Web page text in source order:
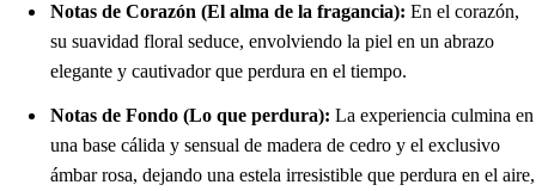
Notas de Corazón (El alma de la fragancia): En el corazón,
su suavidad floral seduce, envolviendo la piel en un abrazo
elegante y cautivador que perdura en el tiempo.
Notas de Fondo (Lo que perdura): La experiencia culmina en
una base cálida y sensual de madera de cedro y el exclusivo
ámbar rosa, dejando una estela irresistible que perdura en el aire,